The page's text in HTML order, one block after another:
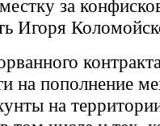
за
Игоря
на пополнение
на